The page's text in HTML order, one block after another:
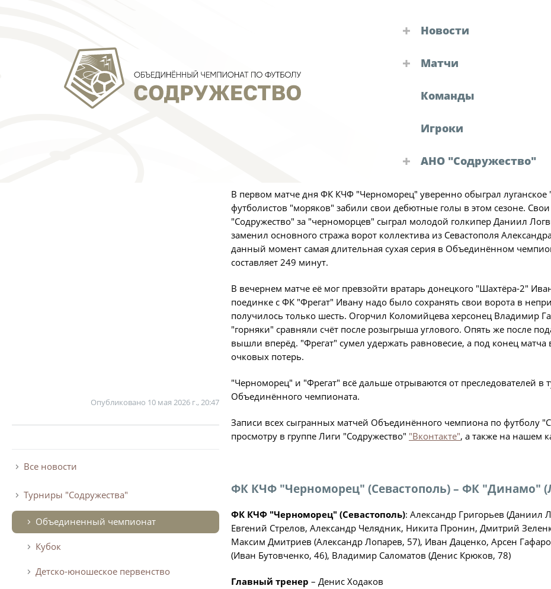
Новости
Зимний Кубок
Решения КДК
Новости "Содружества"
Матчи
Объединенный
Календарь и
Турнирная таблица
Команды
Дисквалификации
Новости
Кубок Объединенного
"Содружество"
Календарь и
Статистика
Игроки
О турнире
Турнир
"Содружество" среди
рождения (U-17)
Команды
Игроки
АНО "Содружество"
Аппарат
Офис-менеджер
Юрист
Пресс-служба
Отдел
Спортивный комитет
Контрольно-
Регламентирующие
Опубликовано 10 мая 2026 г., 20:47
Все новости
Турниры "Содружества"
Объединенный чемпионат
Кубок
Детско-юношеское первенство
10 мая 2026 года завершилась шестая игровая неделя Объединённого
В первом матче дня ФК КЧФ "Черноморец" уверенно обыграл луганское
футболистов "моряков" забили свои дебютные голы в этом сезоне.
"Содружество" за "черноморцев" сыграл молодой голкипер Даниил
заменил основного стража ворот коллектива из Севастополя
данный момент самая длительная сухая серия в Объединённом
составляет 249 минут.
В вечернем матче её мог превзойти вратарь донецкого "Шахтёра-2"
поединке с ФК "Фрегат" Ивану надо было сохранять свои ворота в
получилось только шесть. Огорчил Коломийцева херсонец Владимир
"горняки" сравняли счёт после розыгрыша углового. Опять же после
вышли вперёд. "Фрегат" сумел удержать равновесие, а под конец
очковых потерь.
"Черноморец" и "Фрегат" всё дальше отрываются от преследователей в
Объединённого чемпионата.
Записи всех сыгранных матчей Объединённого чемпиона по футболу
просмотру в группе Лиги "Содружество" "Вконтакте", а также на нашем
ФК КЧФ "Черноморец" (Севастополь) – ФК "Динамо"
ФК КЧФ "Черноморец" (Севастополь): Александр Григорьев (Даниил
Евгений Стрелов, Александр Челядник, Никита Пронин, Дмитрий
Максим Дмитриев (Александр Лопарев, 57), Иван Даценко, Арсен
(Иван Бутовченко, 46), Владимир Саломатов (Денис Крюков, 78)
Главный тренер – Денис Ходаков